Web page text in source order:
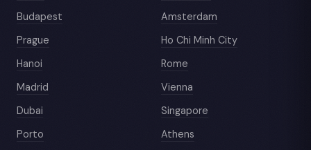
Budapest
Amsterdam
Prague
Ho Chi Minh City
Hanoi
Rome
Madrid
Vienna
Dubai
Singapore
Porto
Athens